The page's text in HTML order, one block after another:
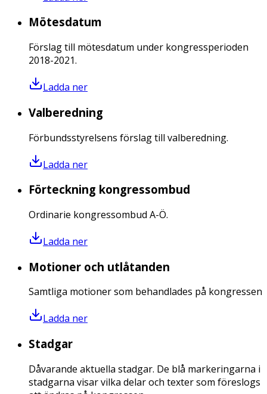
Mötesdatum
Förslag till mötesdatum under kongressperioden
2018-2021.
Ladda ner
Valberedning
Förbundsstyrelsens förslag till valberedning.
Ladda ner
Förteckning kongressombud
Ordinarie kongressombud A-Ö.
Ladda ner
Motioner och utlåtanden
Samtliga motioner som behandlades på kongressen
Ladda ner
Stadgar
Dåvarande aktuella stadgar. De blå markeringarna i
stadgarna visar vilka delar och texter som föreslogs